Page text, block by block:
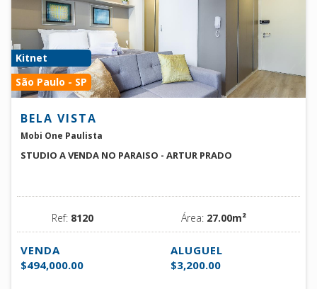
Kitnet
São Paulo - SP
BELA VISTA
Mobi One Paulista
STUDIO A VENDA NO PARAISO - ARTUR PRADO
Ref: 8120 Área: 27.00m²
VENDA
$494,000.00
ALUGUEL
$3,200.00